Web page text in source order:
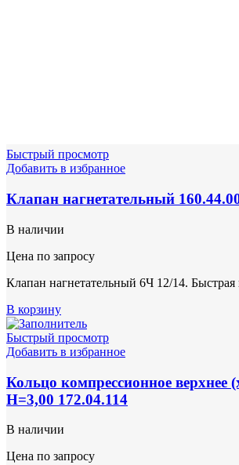
Быстрый просмотр
Добавить в избранное
Клапан нагнетательный
В наличии
Цена по запросу
Клапан нагнетательный 6Ч 12/14. Быстрая
В корзину
Быстрый просмотр
Добавить в избранное
Кольцо компрессионное верхнее
Н=3,00 172.04.114
В наличии
Цена по запросу